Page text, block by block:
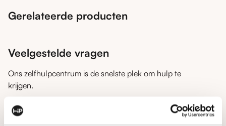
Gerelateerde producten
Veelgestelde vragen
Ons zelfhulpcentrum is de snelste plek om hulp te
krijgen.
Is het product op voorraad ? expand_more